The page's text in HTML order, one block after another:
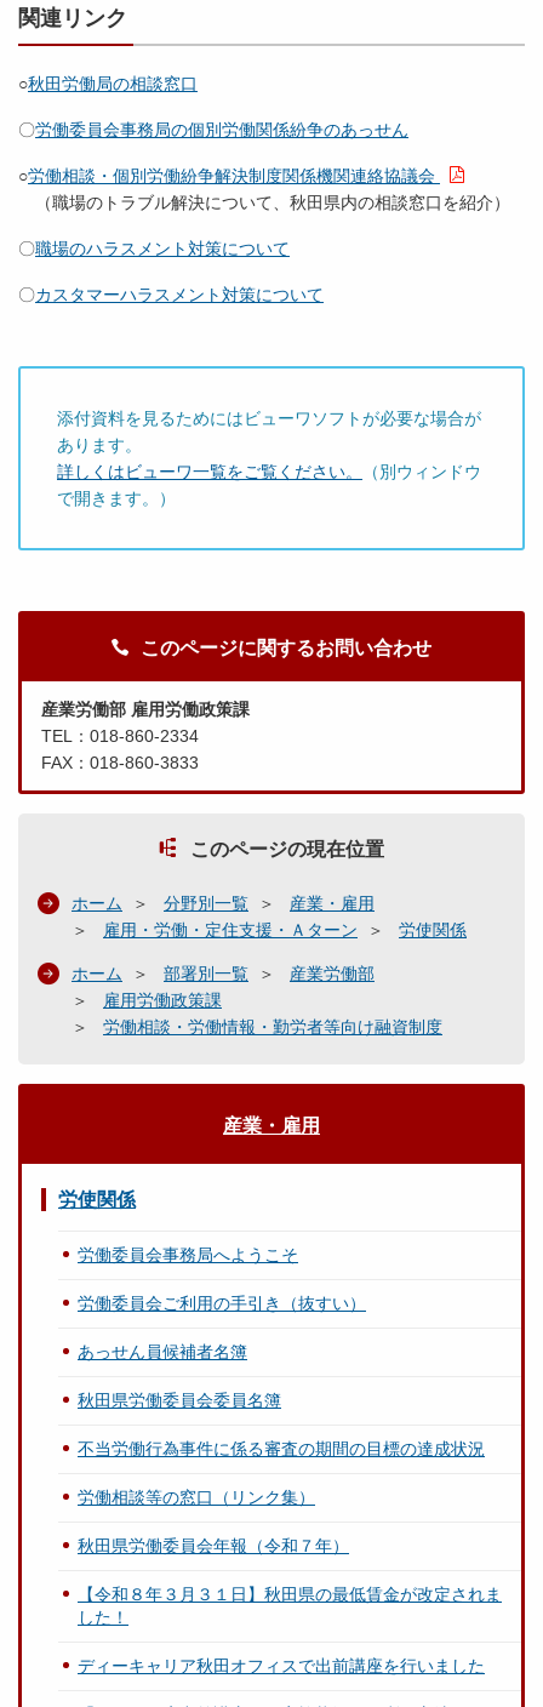
関連リンク
○秋田労働局の相談窓口
〇労働委員会事務局の個別労働関係紛争のあっせん
○労働相談・個別労働紛争解決制度関係機関連絡協議会
（職場のトラブル解決について、秋田県内の相談窓口を紹介）
〇職場のハラスメント対策について
〇カスタマーハラスメント対策について
添付資料を見るためにはビューワソフトが必要な場合が
あります。
詳しくはビューワ一覧をご覧ください。
（別ウィンドウ
で開きます。）
このページに関するお問い合わせ
産業労働部 雇用労働政策課
TEL：018-860-2334
FAX：018-860-3833
このページの現在位置
ホーム 分野別一覧
産業・雇用
雇用・労働・定住支援・Ａターン
労使関係
ホーム 部署別一覧
産業労働部
雇用労働政策課
労働相談・労働情報・勤労者等向け融資制度
産業・雇用
労使関係
労働委員会事務局へようこそ
労働委員会ご利用の手引き（抜すい）
あっせん員候補者名簿
秋田県労働委員会委員名簿
不当労働行為事件に係る審査の期間の目標の達成状況
労働相談等の窓口（リンク集）
秋田県労働委員会年報（令和７年）
【令和８年３月３１日】秋田県の最低賃金が改定されま
した！
ディーキャリア秋田オフィスで出前講座を行いました